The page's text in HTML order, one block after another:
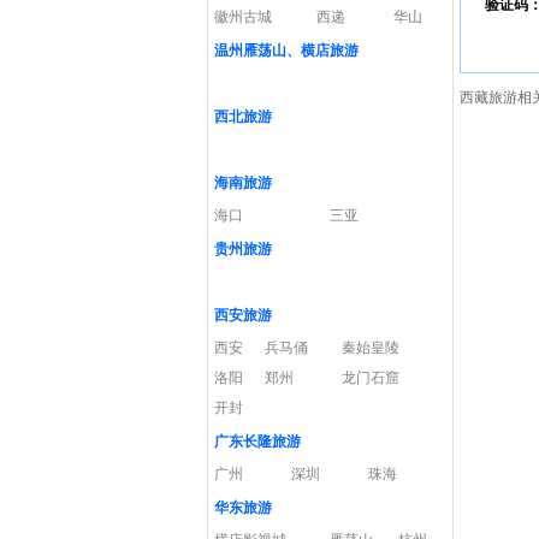
徽州古城
西递
华山
温州雁荡山、横店旅游
西北旅游
海南旅游
海口
三亚
贵州旅游
西安旅游
西安
兵马俑
秦始皇陵
洛阳
郑州
龙门石窟
开封
广东长隆旅游
广州
深圳
珠海
华东旅游
验证码：
西藏旅游相